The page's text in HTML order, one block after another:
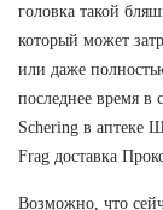
головка такой
который может
или даже
последнее время в
Schering в аптеке
Frag доставка
Возможно, что